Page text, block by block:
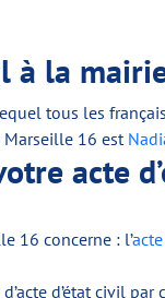
à la
tous les
Marseille 16 est
acte
16 concerne : l’
d’état civil